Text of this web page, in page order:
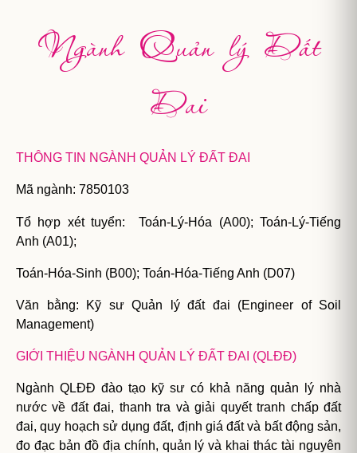
Ngành Quản lý Đất
Đai
THÔNG TIN NGÀNH QUẢN LÝ ĐẤT ĐAI
Mã ngành: 7850103
Tổ hợp xét tuyển:
Toán-Lý-Hóa (A00); Toán-Lý-Tiếng
Anh (A01);
Toán-Hóa-Sinh (B00); Toán-Hóa-Tiếng Anh (D07)
Văn bằng: Kỹ sư Quản lý đất đai (Engineer of Soil
Management)
GIỚI THIỆU NGÀNH QUẢN LÝ ĐẤT ĐAI (QLĐĐ)
Ngành QLĐĐ đào tạo kỹ sư có khả năng quản lý nhà
nước về đất đai, thanh tra và giải quyết tranh chấp đất
đai, quy hoạch sử dụng đất, định giá đất và bất động sản,
đo đạc bản đồ địa chính, quản lý và khai thác tài nguyên